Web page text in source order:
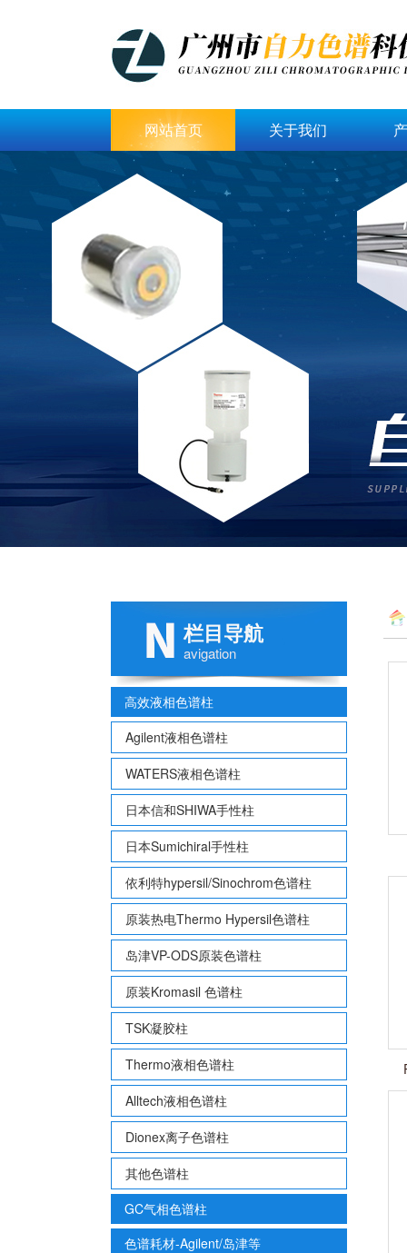
网站首页 关于我们
栏目导航
avigation
高效液相色谱柱
Agilent液相色谱柱
WATERS液相色谱柱
日本信和SHIWA手性柱
日本Sumichiral手性柱
依利特hypersil/Sinochrom色谱柱
原装热电Thermo Hypersil色谱柱
岛津VP-ODS原装色谱柱
原装Kromasil 色谱柱
TSK凝胶柱
Thermo液相色谱柱
Alltech液相色谱柱
Dionex离子色谱柱
其他色谱柱
GC气相色谱柱
色谱耗材-Agilent/岛津等